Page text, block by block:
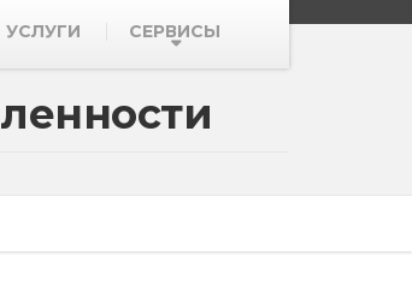
УСЛУГИ СЕРВИСЫ